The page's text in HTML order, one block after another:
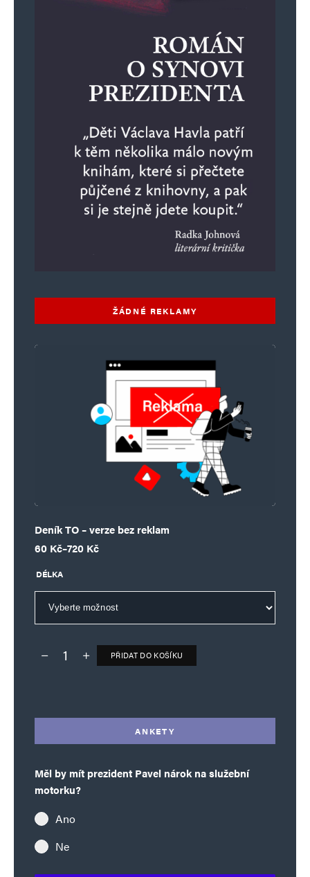
ŽÁDNÉ REKLAMY
Deník TO – verze bez reklam
60 Kč–720 Kč
Rozpětí cen: 60 Kč až 720 Kč
DÉLKA
Deník TO – verze bez reklam množství
PŘIDAT DO KOŠÍKU
ANKETY
Měl by mít prezident Pavel nárok na služební
motorku?
Ano
Ne